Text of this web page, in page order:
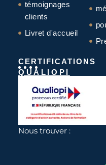
témoignages
clients
Livret d'accueil
CERTIFICATIONS
QUALIOPI
Nous trouver :